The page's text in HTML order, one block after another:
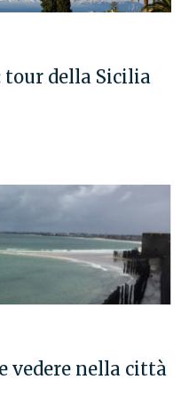
tour della Sicilia
vedere nella città